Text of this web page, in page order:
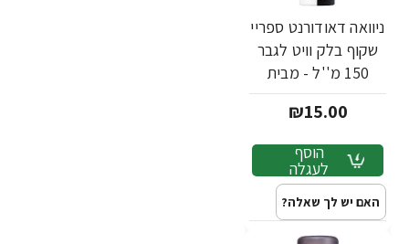
ניוואה דאודורנט ספריי
שקוף בלק וויט לגבר
150 מ''ל - מבית
NIVEA
₪15.00
הוסף
לעגלה
האם יש לך שאלה?